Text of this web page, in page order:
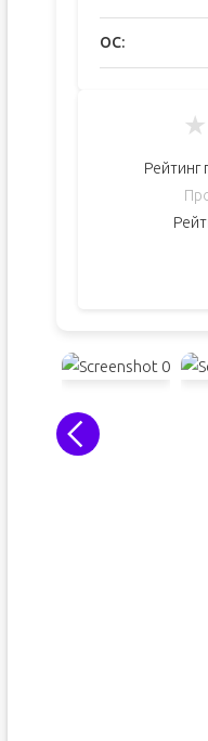
ОС:
★
Рейтинг